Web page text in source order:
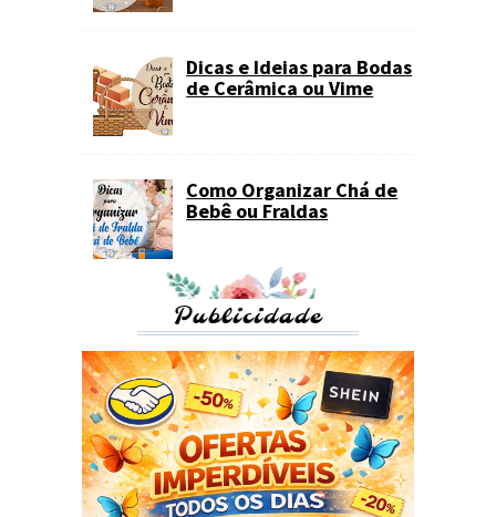
Dicas e Ideias para Bodas
de Cerâmica ou Vime
Como Organizar Chá de
Bebê ou Fraldas
Publicidade